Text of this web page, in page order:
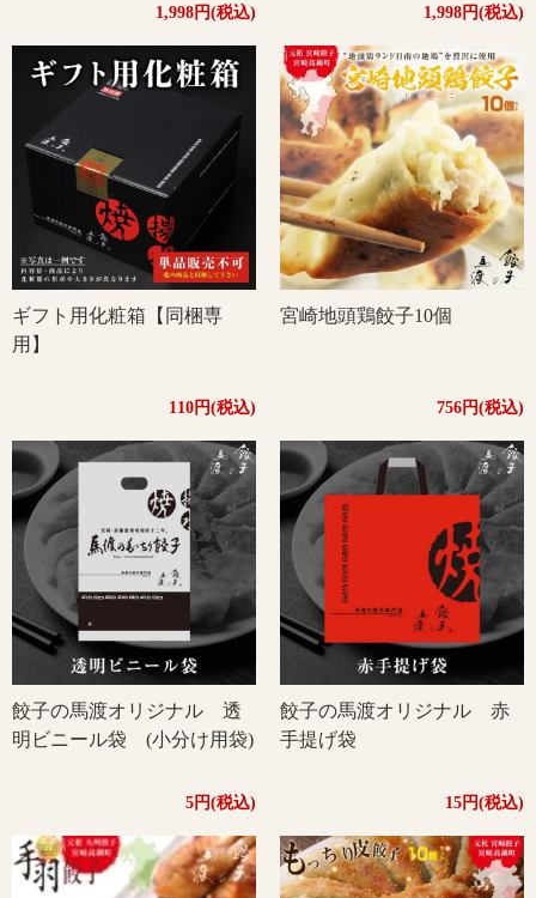
1,998円(税込) 1,998円(税込)
ギフト用化粧箱【同梱専
用】
110円(税込)
宮崎地頭鶏餃子10個
756円(税込)
餃子の馬渡オリジナル 透
明ビニール袋 (小分け用袋)
5円(税込)
餃子の馬渡オリジナル 赤
手提げ袋
15円(税込)